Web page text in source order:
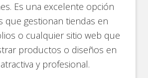
Es una excelente opción
que gestionan tiendas en
o cualquier sitio web que
productos o diseños en
y profesional.